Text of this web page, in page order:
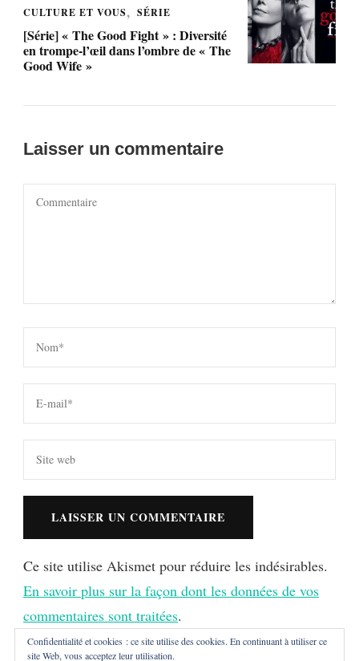
CULTURE ET VOUS SÉRIE
[Série] « The Good Fight » : Diversité
en trompe-l’œil dans l’ombre de « The
Good Wife »
Laisser un commentaire
Ce site utilise Akismet pour réduire les indésirables.
En savoir plus sur la façon dont les données de vos
commentaires sont traitées.
Confidentialité et cookies : ce site utilise des cookies. En continuant à utiliser ce
site Web, vous acceptez leur utilisation.